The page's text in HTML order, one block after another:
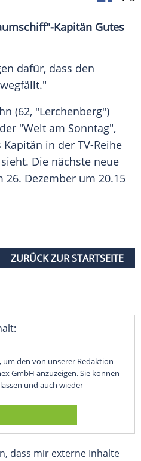
Kapitän Gutes
dafür, dass den
(62, "Lerchenberg")
"Welt am Sonntag",
in der TV-Reihe
Die nächste neue
26. Dezember um 20.15
ZURÜCK ZUR STARTSEITE
den von unserer Redaktion
GmbH anzuzeigen. Sie können
und auch wieder
dass mir externe Inhalte